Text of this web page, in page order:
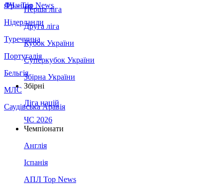
Франція
Нідерланди
Туреччина
Португалія
Бельгія
МЛС
Саудівська Аравія
ЛЧ - Top News
Перша ліга
Друга ліга
Кубок України
Суперкубок України
Збірна України
Збірні
Ліга націй
ЧС 2026
Чемпіонати
Англія
Іспанія
АПЛ Top News